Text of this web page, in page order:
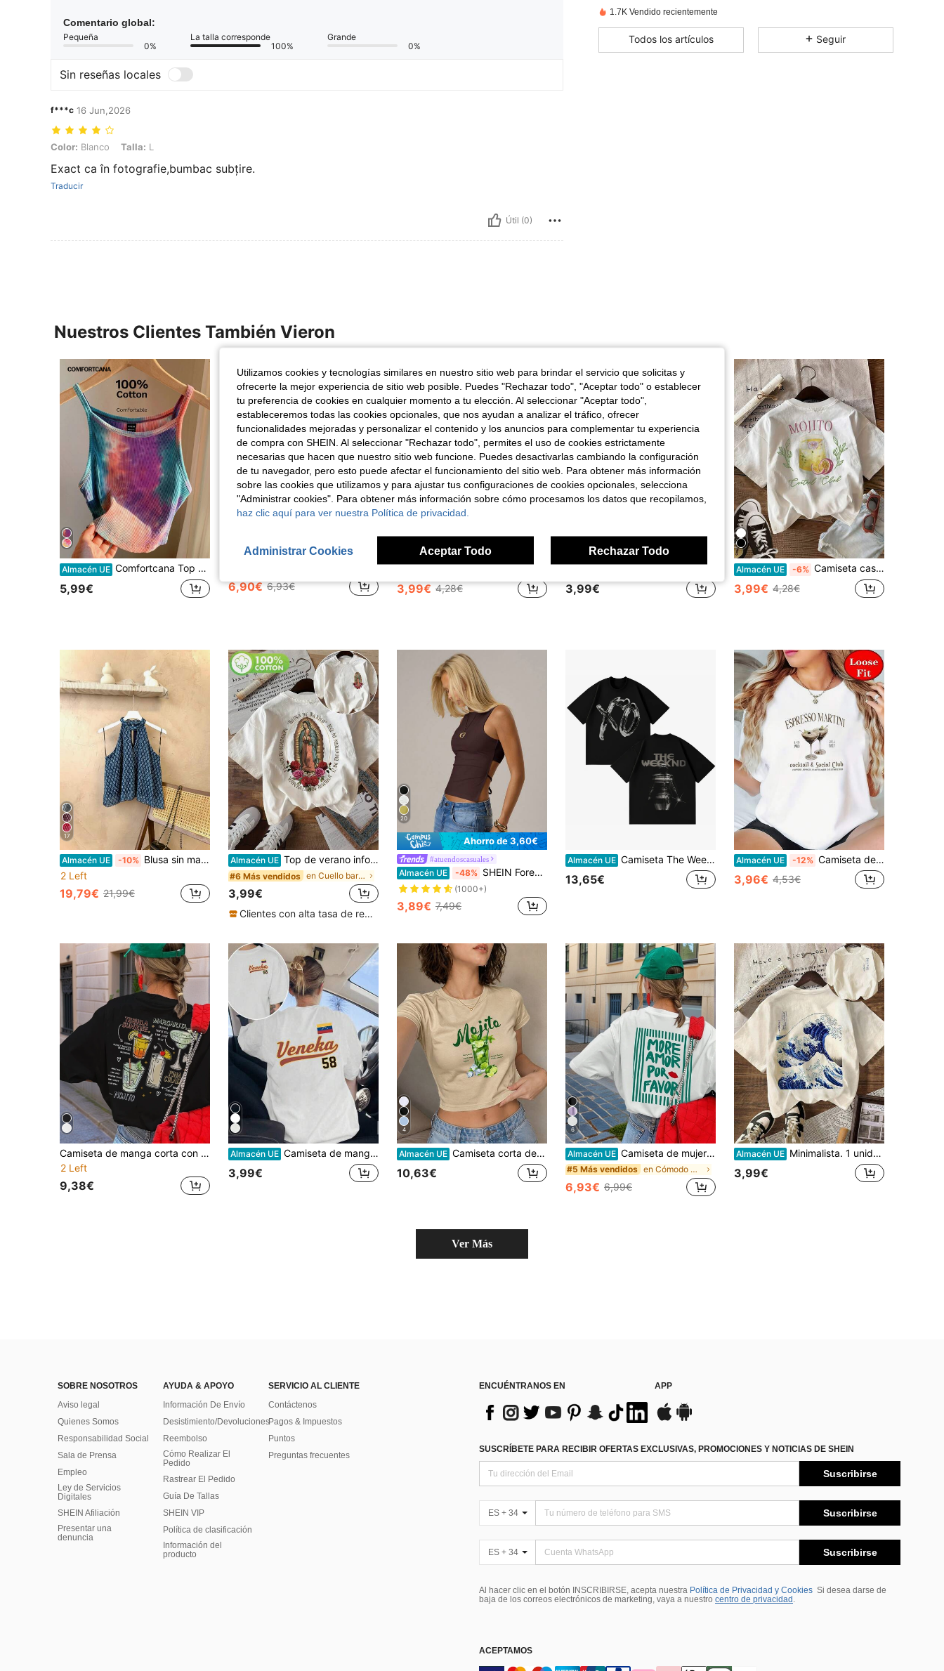
Comentario global:
Pequeña
0%
La talla corresponde
100%
Grande
0%
Sin reseñas locales
f***c 16 Jun,2026
Color: Blanco, Talla: L
Color: Blanco Talla: L
Exact ca în fotografie,bumbac subțire.
Traducir
Útil (0)
4,48 2.2K 62
1.7K Vendido recientemente
Todos los artículos Seguir
Nuestros Clientes También Vieron
Almacén UE Comfortcana Top de tirantes casual efecto tie-dye para mujer, verano
5,99€
Ahorro de 0,03€
1 pieza Camiseta de manga corta holgada de verano para mujer, estampado de copa de cóctel Gin Tonic Club, cubitos de hielo, rodaja de lima, adecuada para vacaciones, oficina, salidas, uso diario, citas, fiestas, reuniones, uso en la calle. Camiseta de vacaciones. Casual
6,90€ 6,93€
Camiseta de mujer color crema, holgada, con estampado floral "Paris Love", cuello redondo, manga corta, estilo parisino casual y romántico, ideal para primavera/verano, veladas románticas y almuerzos.
3,99€ 4,28€
[Estampado a doble cara] Estampado fresco de flores y hojas con la inscripción "FOR I KNOW THE" en una camiseta de manga corta con cuello redondo hecha de algodón puro.
3,99€
Almacén UE -6% Camiseta casual de manga corta con cuello redondo, 100% algodón, con estampado de cóctel Mojito y maracuyá en la espalda, ideal para viajes, uso diario y verano.
3,99€ 4,28€
17
Almacén UE -10% Blusa sin manga con estampados diferentes para mujer , tegido con forro no transparenta , nueva coleccion de verano otoño . talla unica para una S/M . entrega estimada 1-3dias laborable (península)
2 Left
19,79€ 21,99€
Almacén UE Top de verano informal para mujer, estampado a doble cara, estilo vintage, Nuestra Señora de Guadalupe, camiseta de manga corta con cuello redondo, estilo urbano.
#6 Más vendidos en Cuello barco Tops, blusas y camisetas de mujer
3,99€
Clientes con alta tasa de repetición
20
Ahorro de 3,60€
#atuendoscasuales
Almacén UE -48% SHEIN Forever 21 Parte superior de tirantes para mujer para primavera y verano, para el Día de San Valentín / casual / vintage / festival / concierto country / brunch / regreso a casa / Pascua / invitado / fiesta del té / básico / concierto de mujeres / baile de graduación / boda / festival rave / formal / occidental / cóctel / club / primavera / cumpleaños / lindo / elegante / salir / vacaciones / oficina / aeropuerto / estilo de los 2000 / ropa de calle / sin mangas con espalda calada y tirantes rojos
(1000+)
3,89€ 7,49€
Almacén UE Camiseta The Weekndd XO grunge negra, doble cara con logo XO chrome metal líquido desgastado, robot cyber en espalda, texto THE WEEKNDD metálico, regalo fan R&B
13,65€
Almacén UE -12% Camiseta de mujer de talla grande estilo cóctel, de manga corta holgada, tejido suave y transpirable, ideal para conjuntos informales de verano, viajes y uso diario.
3,96€ 4,53€
Camiseta de manga corta con cuello redondo y gráfico de eslogan para mujer, estilo casual holgado y versátil para vacaciones, top de moda para uso diario y festivo de verano en color negro
2 Left
9,38€
Almacén UE Camiseta de manga corta y cuello redondo para mujer, con estampado gráfico vintage de bandera en el frente y la espalda, ideal para un conjunto casual de verano y primavera.
3,99€
4
Almacén UE Camiseta corta de mujer con ombligo mojito mojito hoja de menta Caragana bebida helada con acuarela fresca estampado de vacaciones
10,63€
6
Almacén UE Camiseta de mujer de manga corta y cuello redondo casual - Estampado impreso, tela suave y cómoda, lavable a máquina, top de verano blanco
#5 Más vendidos en Cómodo Camisetas De Mujer
6,93€ 6,99€
Almacén UE Minimalista. 1 unidad. 100% algodón. Camiseta casual de manga corta con cuello redondo para mujer, estampado gráfico de ondas, ideal para vacaciones de verano en la playa. Cuello redondo de verano.
3,99€
Ver Más
SOBRE NOSOTROS
Aviso legal
Quienes Somos
Responsabilidad Social
Sala de Prensa
Empleo
Ley de Servicios
Digitales
SHEIN Afiliación
Presentar una
denuncia
AYUDA & APOYO
Información De Envío
Desistimiento/Devoluciones
Reembolso
Cómo Realizar El
Pedido
Rastrear El Pedido
Guía De Tallas
SHEIN VIP
Política de clasificación
​Información del
producto
SERVICIO AL CLIENTE
Contáctenos
Pagos & Impuestos
Puntos
Preguntas frecuentes
ENCUÉNTRANOS EN APP
SUSCRÍBETE PARA RECIBIR OFERTAS EXCLUSIVAS, PROMOCIONES Y NOTICIAS DE SHEIN
Suscribirse
ES + 34 Suscribirse
ES + 34 Suscribirse
Al hacer clic en el botón INSCRIBIRSE, acepta nuestra Política de Privacidad y Cookies Si desea darse de
baja de los correos electrónicos de marketing, vaya a nuestro centro de privacidad .
ACEPTAMOS
Utilizamos cookies y tecnologías similares en nuestro sitio web para brindar el servicio que solicitas y
ofrecerte la mejor experiencia de sitio web posible. Puedes "Rechazar todo", "Aceptar todo" o establecer
tu preferencia de cookies en cualquier momento a tu elección. Al seleccionar "Aceptar todo",
estableceremos todas las cookies opcionales, que nos ayudan a analizar el tráfico, ofrecer
funcionalidades mejoradas y personalizar el contenido y los anuncios para complementar tu experiencia
de compra con SHEIN. Al seleccionar "Rechazar todo", permites el uso de cookies estrictamente
necesarias que hacen que nuestro sitio web funcione. Puedes desactivarlas cambiando la configuración
de tu navegador, pero esto puede afectar el funcionamiento del sitio web. Para obtener más información
sobre las cookies que utilizamos y para ajustar tus configuraciones de cookies opcionales, selecciona
"Administrar cookies". Para obtener más información sobre cómo procesamos los datos que recopilamos,
haz clic aquí para ver nuestra Política de privacidad.
Administrar Cookies Aceptar Todo Rechazar Todo